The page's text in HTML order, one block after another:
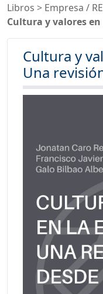
Libros > Empresa /
Cultura y valores
Cultura y
Una